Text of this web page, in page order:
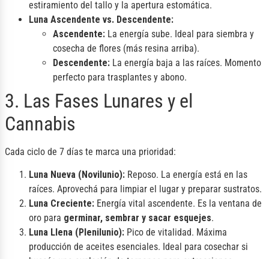
estiramiento del tallo y la apertura estomática.
Luna Ascendente vs. Descendente:
Ascendente: La energía sube. Ideal para siembra y
cosecha de flores (más resina arriba).
Descendente: La energía baja a las raíces. Momento
perfecto para trasplantes y abono.
3. Las Fases Lunares y el
Cannabis
Cada ciclo de 7 días te marca una prioridad:
Luna Nueva (Novilunio): Reposo. La energía está en las
raíces. Aprovechá para limpiar el lugar y preparar sustratos.
Luna Creciente: Energía vital ascendente. Es la ventana de
oro para germinar, sembrar y sacar esquejes.
Luna Llena (Plenilunio): Pico de vitalidad. Máxima
producción de aceites esenciales. Ideal para cosechar si